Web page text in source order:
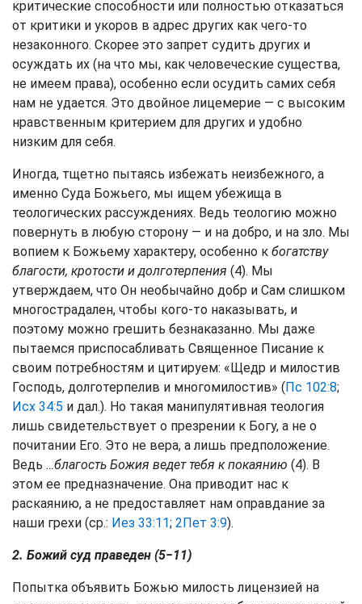
критические способности или полностью отказаться
от критики и укоров в адрес других как чего-то
незаконного. Скорее это запрет судить других и
осуждать их (на что мы, как человеческие существа,
не имеем права), особенно если осудить самих себя
нам не удается. Это двойное лицемерие — с высоким
нравственным критерием для других и удобно
низким для себя.
Иногда, тщетно пытаясь избежать неизбежного, а
именно Суда Божьего, мы ищем убежища в
теологических рассуждениях. Ведь теологию можно
повернуть в любую сторону — и на добро, и на зло. Мы
вопием к Божьему характеру, особенно к богатству
благости, кротости и долготерпения (4). Мы
утверждаем, что Он необычайно добр и Сам слишком
многострадален, чтобы кого-то наказывать, и
поэтому можно грешить безнаказанно. Мы даже
пытаемся приспосабливать Священное Писание к
своим потребностям и цитируем: «Щедр и милостив
Господь, долготерпелив и многомилостив» (Пс 102:8;
Исх 34:5 и дал.). Но такая манипулятивная теология
лишь свидетельствует о презрении к Богу, а не о
почитании Его. Это не вера, а лишь предположение.
Ведь …благость Божия ведет тебя к покаянию (4). В
этом ее предназначение. Она приводит нас к
раскаянию, а не предоставляет нам оправдание за
наши грехи (ср.: Иез 33:11; 2Пет 3:9).
2. Божий суд праведен (5−11)
Попытка объявить Божью милость лицензией на